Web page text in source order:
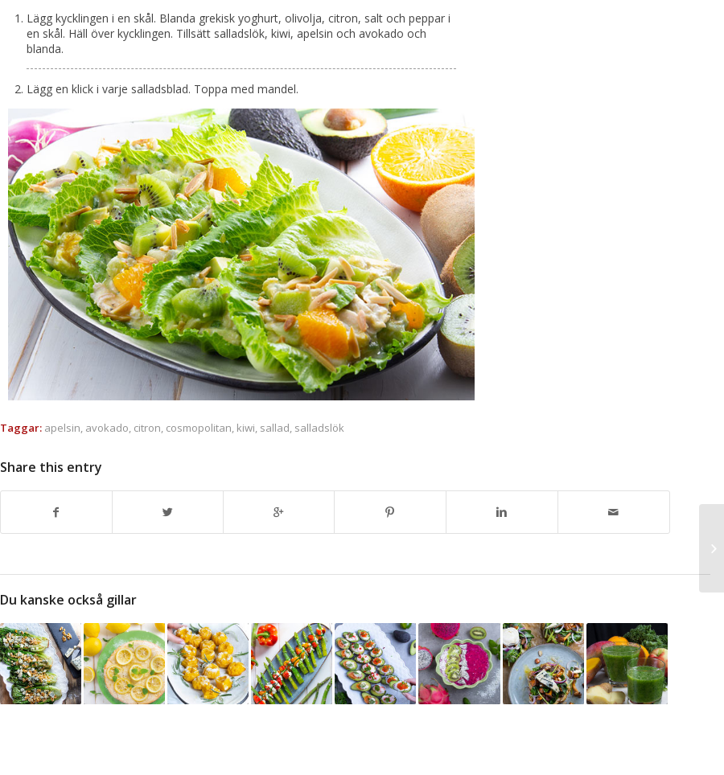
Lägg kycklingen i en skål. Blanda grekisk yoghurt, olivolja, citron, salt och peppar i
en skål. Häll över kycklingen. Tillsätt salladslök, kiwi, apelsin och avokado och
blanda.
Lägg en klick i varje salladsblad. Toppa med mandel.
Taggar: apelsin avokado citron cosmopolitan kiwi sallad salladslök
Share this entry
Du kanske också gillar